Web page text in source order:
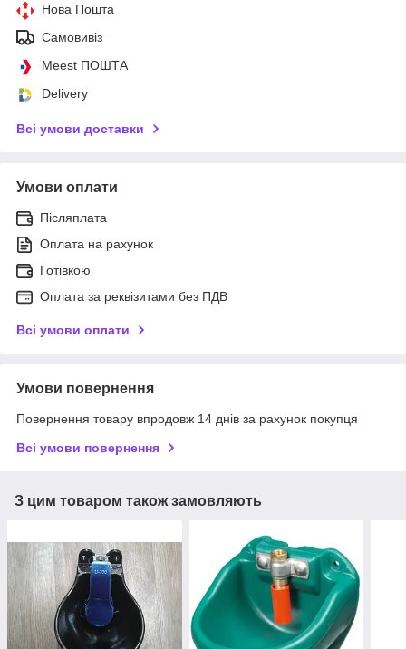
Нова Пошта
Самовивіз
Meest ПОШТА
Delivery
Всі умови доставки
Умови оплати
Післяплата
Оплата на рахунок
Готівкою
Оплата за реквізитами без ПДВ
Всі умови оплати
Умови повернення
Повернення товару впродовж 14 днів за рахунок покупця
Всі умови повернення
З цим товаром також замовляють